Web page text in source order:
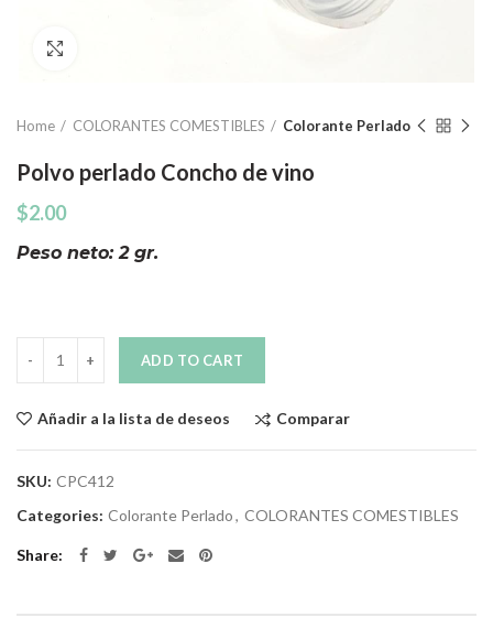
Home COLORANTES COMESTIBLES Colorante Perlado
Polvo perlado Concho de vino
$2.00
Peso neto: 2 gr.
ADD TO CART
Añadir a la lista de deseos Comparar
SKU: CPC412
Categories: Colorante Perlado, COLORANTES COMESTIBLES
Share